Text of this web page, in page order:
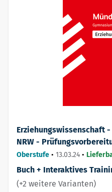
Erziehungswissenschaft
NRW -
Oberstufe • 13.03.24 •
Buch + Interaktives
(+2 weitere Varianten)